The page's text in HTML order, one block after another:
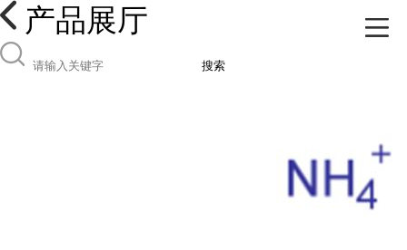
产品展厅
搜索